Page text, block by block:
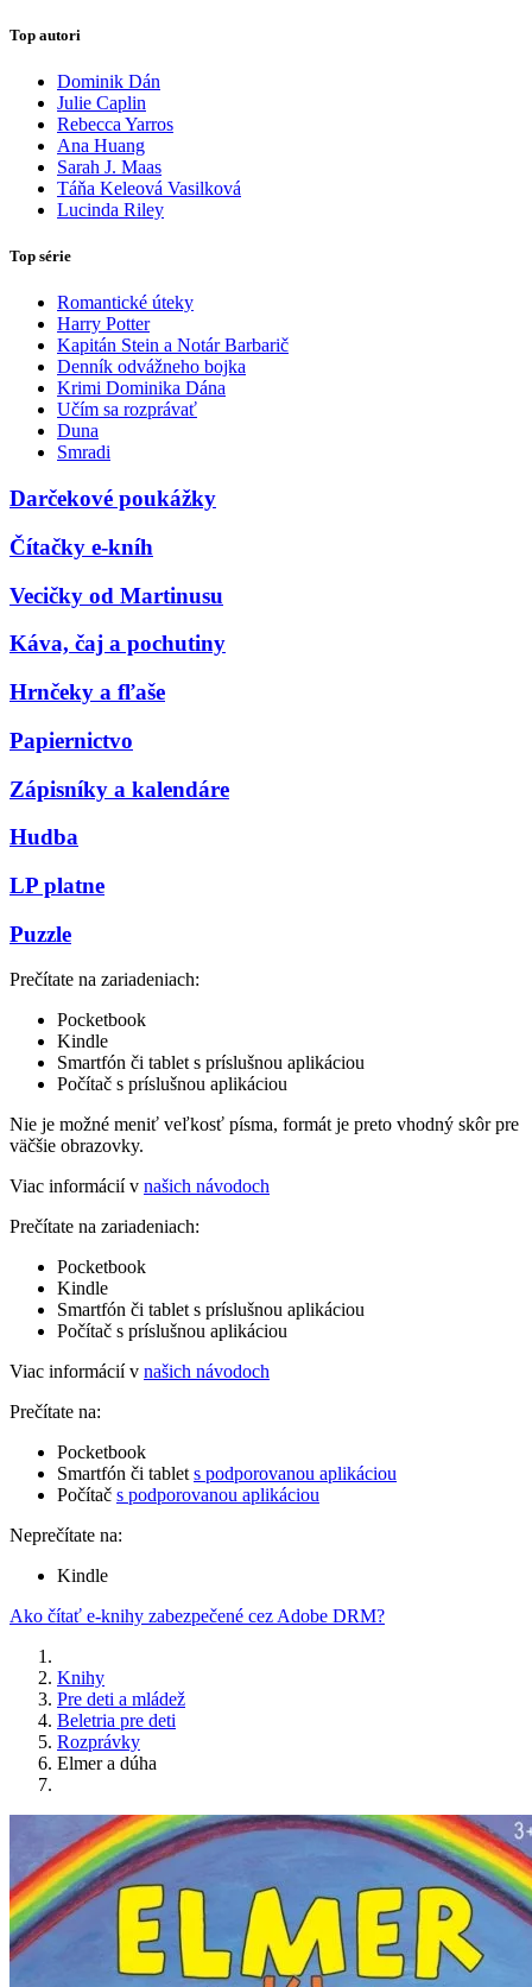
Top autori
Dominik Dán
Julie Caplin
Rebecca Yarros
Ana Huang
Sarah J. Maas
Táňa Keleová Vasilková
Lucinda Riley
Top série
Romantické úteky
Harry Potter
Kapitán Stein a Notár Barbarič
Denník odvážneho bojka
Krimi Dominika Dána
Učím sa rozprávať
Duna
Smradi
Darčekové poukážky
Čítačky e-kníh
Vecičky od Martinusu
Káva, čaj a pochutiny
Hrnčeky a fľaše
Papiernictvo
Zápisníky a kalendáre
Hudba
LP platne
Puzzle
Prečítate na zariadeniach:
Pocketbook
Kindle
Smartfón či tablet s príslušnou aplikáciou
Počítač s príslušnou aplikáciou
Nie je možné meniť veľkosť písma, formát je preto vhodný skôr pre
väčšie obrazovky.
Viac informácií v našich návodoch
Prečítate na zariadeniach:
Pocketbook
Kindle
Smartfón či tablet s príslušnou aplikáciou
Počítač s príslušnou aplikáciou
Viac informácií v našich návodoch
Prečítate na:
Pocketbook
Smartfón či tablet s podporovanou aplikáciou
Počítač s podporovanou aplikáciou
Neprečítate na:
Kindle
Ako čítať e-knihy zabezpečené cez Adobe DRM?
Knihy
Pre deti a mládež
Beletria pre deti
Rozprávky
Elmer a dúha